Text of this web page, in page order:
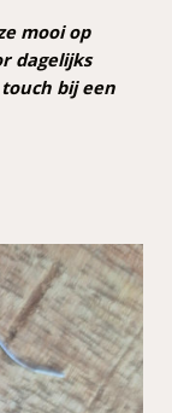
mooi op
dagelijks
bij een